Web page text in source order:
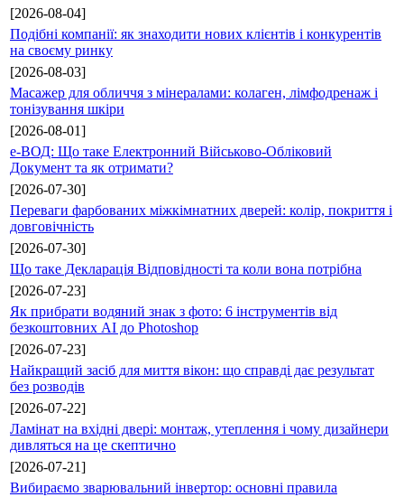
[2026-08-04]
Подібні компанії: як знаходити нових клієнтів і конкурентів
на своєму ринку
[2026-08-03]
Масажер для обличчя з мінералами: колаген, лімфодренаж і
тонізування шкіри
[2026-08-01]
е-ВОД: Що таке Електронний Військово-Обліковий
Документ та як отримати?
[2026-07-30]
Переваги фарбованих міжкімнатних дверей: колір, покриття і
довговічність
[2026-07-30]
Що таке Декларація Відповідності та коли вона потрібна
[2026-07-23]
Як прибрати водяний знак з фото: 6 інструментів від
безкоштовних AI до Photoshop
[2026-07-23]
Найкращий засіб для миття вікон: що справді дає результат
без розводів
[2026-07-22]
Ламінат на вхідні двері: монтаж, утеплення і чому дизайнери
дивляться на це скептично
[2026-07-21]
Вибираємо зварювальний інвертор: основні правила